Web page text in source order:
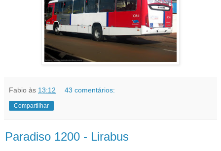
Fabio às 13:12 43 comentários:
Compartilhar
Paradiso 1200 - Lirabus